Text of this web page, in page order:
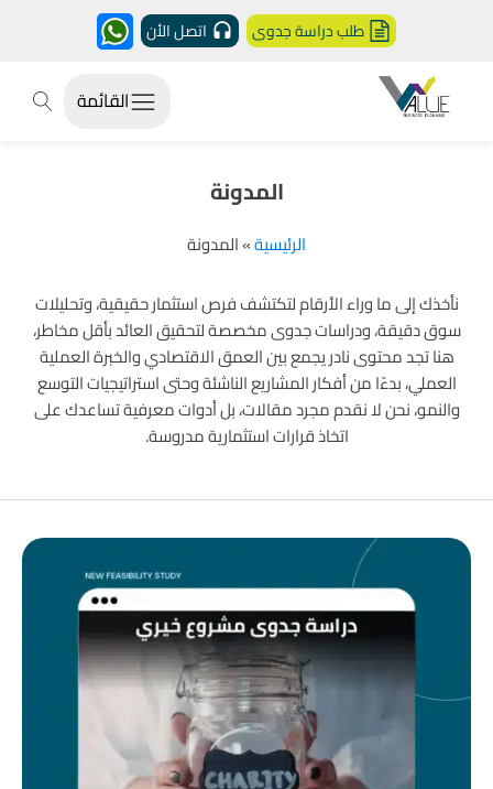
طلب دراسة جدوى اتصل الأن
القائمة
المدونة
الرئيسية»المدونة
نأخذك إلى ما وراء الأرقام لتكتشف فرص استثمار حقيقية، وتحليلات
سوق دقيقة، ودراسات جدوى مخصصة لتحقيق العائد بأقل مخاطر،
هنا تجد محتوى نادر يجمع بين العمق الاقتصادي والخبرة العملية
العملي، بدءًا من أفكار المشاريع الناشئة وحتى استراتيجيات التوسع
والنمو، نحن لا نقدم مجرد مقالات، بل أدوات معرفية تساعدك على
اتخاذ قرارات استثمارية مدروسة.